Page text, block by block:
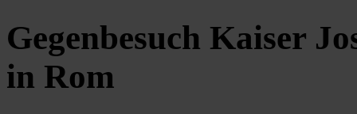
Gegenbesuch Kaiser
in Rom